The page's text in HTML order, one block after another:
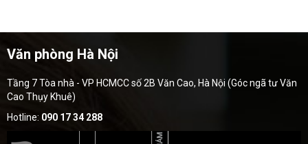
Văn phòng Hà Nội
Tầng 7 Tòa nhà - VP HCMCC số 2B Văn Cao, Hà Nội (Góc ngã tư Văn
Cao Thụy Khuê)
Hotline: 090 17 34 288